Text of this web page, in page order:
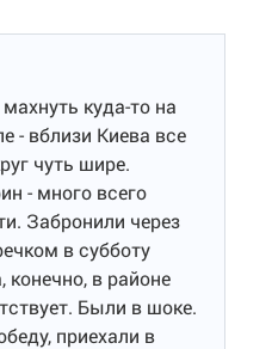
куда-то на
- вблизи Киева все
чуть шире.
- много всего
Забронили через
в субботу
в районе
Были в шоке.
приехали в